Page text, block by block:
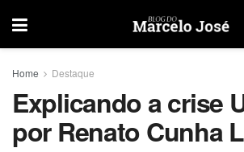
Home Destaque
Explicando a crise
por Renato Cunha